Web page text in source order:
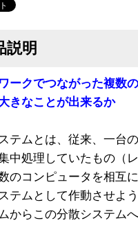
説明
ークでつながった複数
きなことが出来るか
テムとは、従来、一台
中処理していたもの（
のコンピュータを相互
テムとして作動させよ
からこの分散システム